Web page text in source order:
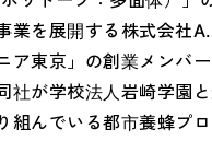
業を展開する株式会社
ア東京」の創業メンバ
社が学校法人岩崎学園
組んでいる都市養蜂プ